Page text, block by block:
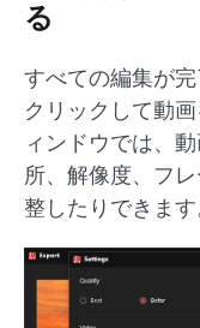
る
すべての編集が完
クリックして動
ィンドウでは、
所、解像度、フ
整したりできます